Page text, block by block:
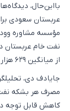
بااین‌حال،
عربستان سعودی
مؤسسه مشاوره
از میانگین ۶۲۹ هزار بشکه از ژوئن تا اوت ۲۰۲۵ ، برسد.
جایادف دی،
مصرف هر بشکه
کاهش قابل‌ توجه